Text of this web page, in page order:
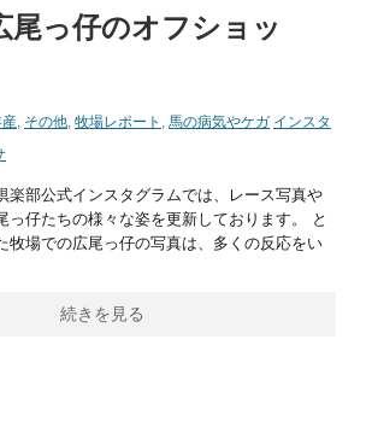
尾っ仔のオフショッ
その他 牧場レポート 馬の病気やケガ インスタ
楽部公式インスタグラムでは、レース写真や
っ仔たちの様々な姿を更新しております。 と
牧場での広尾っ仔の写真は、多くの反応をい
続きを見る